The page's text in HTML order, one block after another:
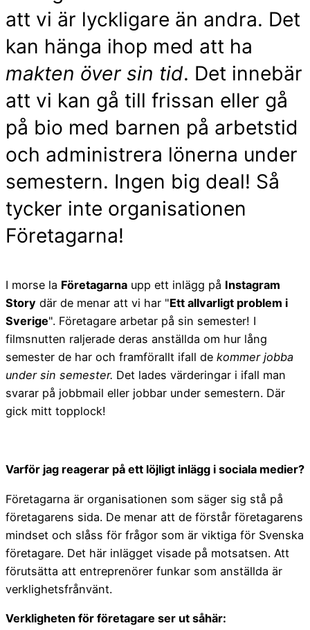
att vi är lyckligare än andra. Det
kan hänga ihop med att ha
makten över sin tid. Det innebär
att vi kan gå till frissan eller gå
på bio med barnen på arbetstid
och administrera lönerna under
semestern. Ingen big deal! Så
tycker inte organisationen
Företagarna!
I morse la Företagarna upp ett inlägg på Instagram
Story där de menar att vi har "Ett allvarligt problem i
Sverige". Företagare arbetar på sin semester! I
filmsnutten raljerade deras anställda om hur lång
semester de har och framförallt ifall de kommer jobba
under sin semester. Det lades värderingar i ifall man
svarar på jobbmail eller jobbar under semestern. Där
gick mitt topplock!
Varför jag reagerar på ett löjligt inlägg i sociala medier?
Företagarna är organisationen som säger sig stå på
företagarens sida. De menar att de förstår företagarens
mindset och slåss för frågor som är viktiga för Svenska
företagare. Det här inlägget visade på motsatsen. Att
förutsätta att entreprenörer funkar som anställda är
verklighetsfrånvänt.
Verkligheten för företagare ser ut såhär: